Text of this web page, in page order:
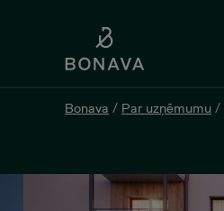
Bonava / Par uzņēmumu /